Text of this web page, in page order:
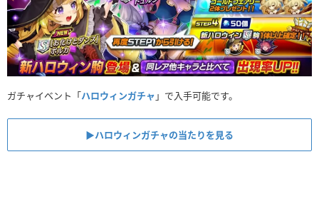
ガチャイベント「ハロウィンガチャ 」で入手可能です。
▶︎ハロウィンガチャの当たりを見る